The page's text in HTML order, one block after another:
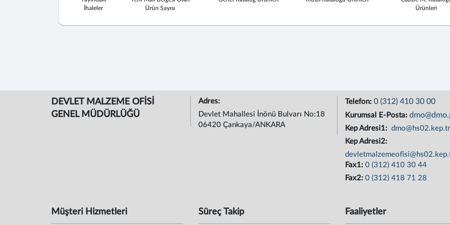
İhaleler
Ürün Sayısı
Ürünleri
DEVLET MALZEME OFİSİ
GENEL MÜDÜRLÜĞÜ
Adres:
Devlet Mahallesi İnönü Bulvarı No:18
06420 Çankaya/ANKARA
Telefon: 0 (312) 410 30 00
Kurumsal E-Posta:
Kep Adresi1: dmo@hs02.kep.tr
Kep Adresi2:
Fax1: 0 (312) 410 30 44
Fax2: 0 (312) 418 71 28
Müşteri Hizmetleri Süreç Takip Faaliyetler